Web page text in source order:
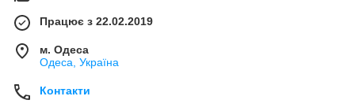
Працює з 22.02.2019
м. Одеса
Одеса, Україна
Контакти